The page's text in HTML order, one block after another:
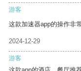
游客
这款加速器app的操作非
2024-12-29
游客